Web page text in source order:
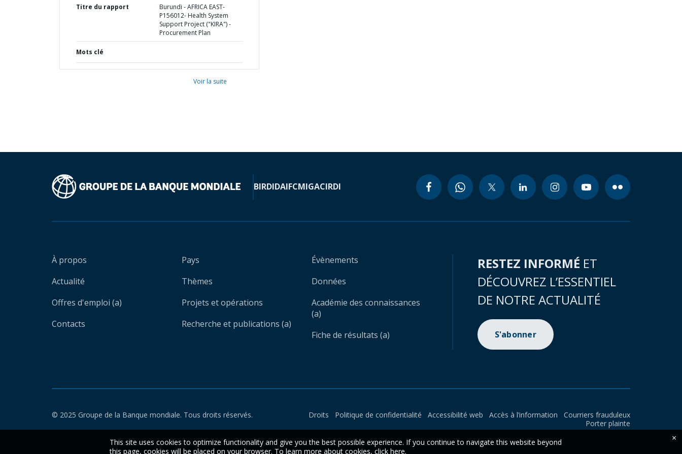
Titre du rapport
Burundi - AFRICA EAST-
P156012- Health System
Support Project ("KIRA") -
Procurement Plan
Mots clé
Voir la suite
BIRDIDAIFCMIGACIRDI
À propos
Actualité
Offres d'emploi (a)
Contacts
Pays
Thèmes
Projets et opérations
Recherche et publications (a)
Évènements
Données
Académie des connaissances
(a)
Fiche de résultats (a)
RESTEZ INFORMÉ ET
DÉCOUVREZ L’ESSENTIEL
DE NOTRE ACTUALITÉ
S'abonner
© 2025 Groupe de la Banque mondiale. Tous droits réservés. Droits Politique de confidentialité Accessibilité web Accès à l’information
Courriers frauduleux
Porter plainte
This site uses cookies to optimize functionality and give you the best possible experience. If you continue to navigate this website beyond
this page, cookies will be placed on your browser. To learn more about cookies, click here.
×